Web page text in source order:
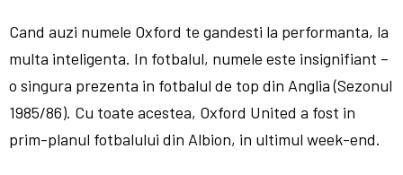
Cand auzi numele Oxford te gandesti la performanta, la
multa inteligenta. In fotbalul, numele este insignifiant –
o singura prezenta in fotbalul de top din Anglia (Sezonul
1985/86). Cu toate acestea, Oxford United a fost in
prim-planul fotbalului din Albion, in ultimul week-end.